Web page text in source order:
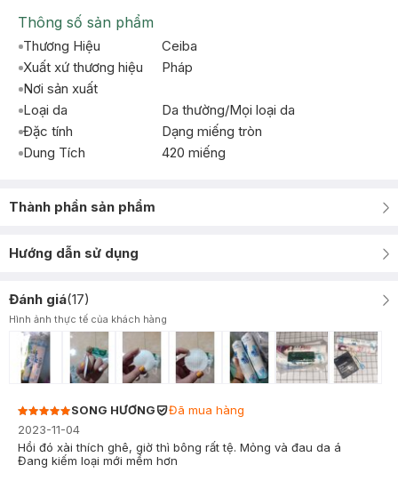
Thông số sản phẩm
Thương Hiệu
Ceiba
Xuất xứ thương hiệu
Pháp
Nơi sản xuất
Loại da
Da thường/Mọi loại da
Đặc tính
Dạng miếng tròn
Dung Tích
420 miếng
Thành phần sản phẩm
Hướng dẫn sử dụng
Đánh giá(17)
Hình ảnh thực tế của khách hàng
SONG HƯƠNG
Đã mua hàng
2023-11-04
Hồi đó xài thích ghê, giờ thì bông rất tệ. Mỏng và đau da á
Đang kiếm loại mới mềm hơn